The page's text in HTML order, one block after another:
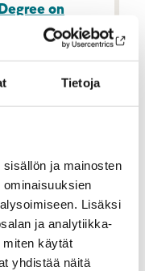
Tietoja
ja mainosten
Lisäksi
ja analytiikka-
miten käytät
yhdistää näitä
on